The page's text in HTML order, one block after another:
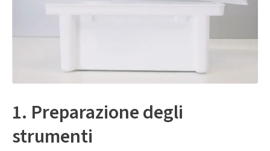
1. Preparazione degli
strumenti